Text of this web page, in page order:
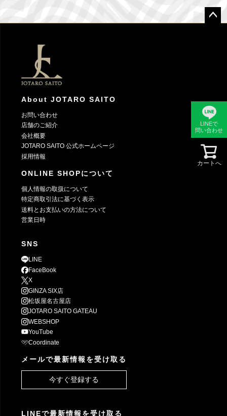
LINEで
問い合わせ
カートへ
About JOTARO SAITO
お問い合わせ
店舗のご紹介
会社概要
JOTARO SAITO 公式ホームページ
採用情報
ONLINE SHOPについて
個人情報の取扱について
特定商取引法に基づく表示
送料とお支払いの方法について
営業日時
SNS
LINE
FaceBook
X
GINZA SIX店
松坂屋名古屋店
JOTARO SAITO GATEAU
WEBSHOP
YouTube
Coordinate
メールで最新情報を受け取る
今すぐ登録する
LINEで最新情報を受け取る